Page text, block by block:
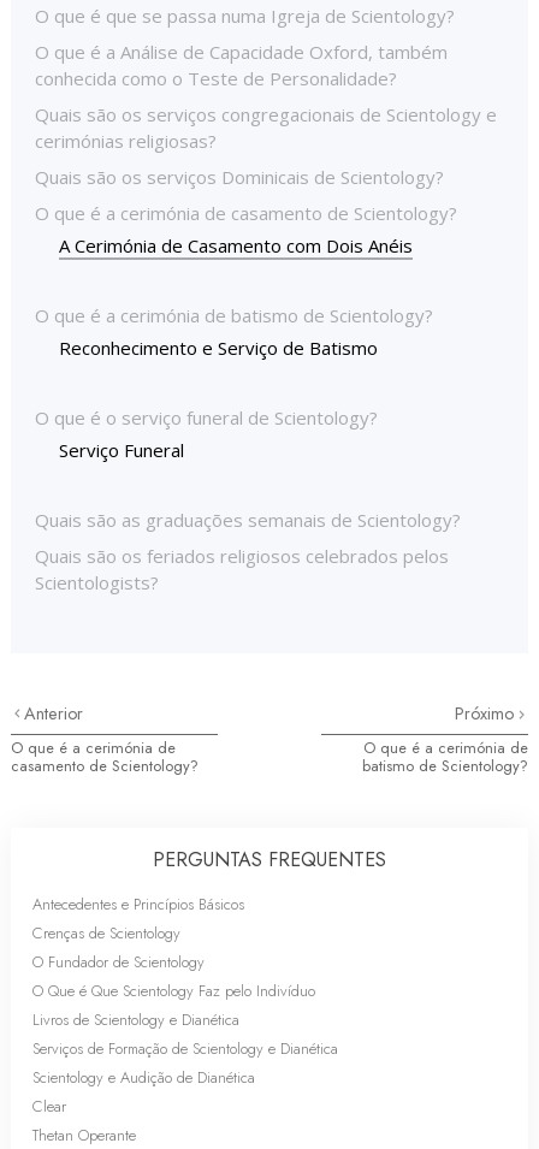
O que é que se passa numa Igreja de Scientology?
O que é a Análise de Capacidade Oxford, também
conhecida como o Teste de Personalidade?
Quais são os serviços congregacionais de Scientology e
cerimónias religiosas?
Quais são os serviços Dominicais de Scientology?
O que é a cerimónia de casamento de Scientology?
A Cerimónia de Casamento com Dois Anéis
O que é a cerimónia de batismo de Scientology?
Reconhecimento e Serviço de Batismo
O que é o serviço funeral de Scientology?
Serviço Funeral
Quais são as graduações semanais de Scientology?
Quais são os feriados religiosos celebrados pelos
Scientologists?
Anterior
O que é a cerimónia de
casamento de Scientology?
Próximo
O que é a cerimónia de
batismo de Scientology?
PERGUNTAS FREQUENTES
Antecedentes e Princípios Básicos
Crenças de Scientology
O Fundador de Scientology
O Que é Que Scientology Faz pelo Indivíduo
Livros de Scientology e Dianética
Serviços de Formação de Scientology e Dianética
Scientology e Audição de Dianética
Clear
Thetan Operante